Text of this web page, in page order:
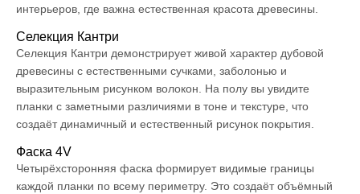
интерьеров, где важна естественная красота древесины.
Селекция Кантри
Селекция Кантри демонстрирует живой характер дубовой
древесины с естественными сучками, заболонью и
выразительным рисунком волокон. На полу вы увидите
планки с заметными различиями в тоне и текстуре, что
создаёт динамичный и естественный рисунок покрытия.
Фаска 4V
Четырёхсторонняя фаска формирует видимые границы
каждой планки по всему периметру. Это создаёт объёмный